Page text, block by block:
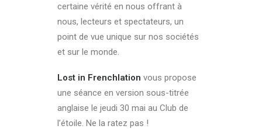
certaine vérité en nous offrant à
nous, lecteurs et spectateurs, un
point de vue unique sur nos sociétés
et sur le monde.
Lost in Frenchlation vous propose
une séance en version sous-titrée
anglaise le jeudi 30 mai au Club de
l’étoile. Ne la ratez pas !